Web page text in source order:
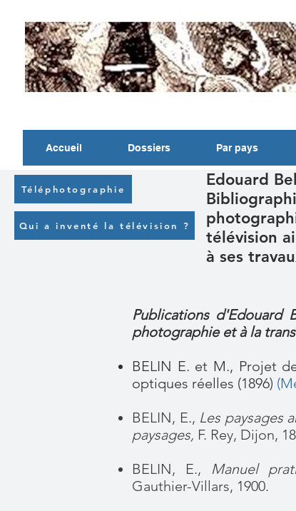
Accueil Dossiers Par pays
Téléphotographie
Qui a inventé la télévision ?
Edouard
télévision
à ses
Publications d'Edouard
photographie et à la
BELIN E. et M., Projet
optiques réelles (1896) (
BELIN, E., Les paysages
paysages, F. Rey, Dijon,
BELIN, E., Manuel
Gauthier-Villars, 1900.